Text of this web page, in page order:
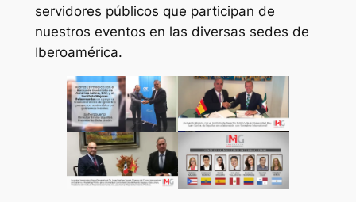
servidores públicos que participan de
nuestros eventos en las diversas sedes de
Iberoamérica.